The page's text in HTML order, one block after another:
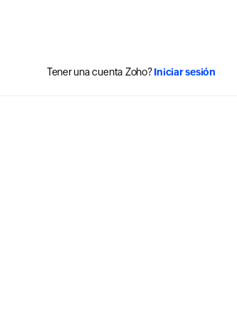
Tener una cuenta Zoho?Iniciar sesión